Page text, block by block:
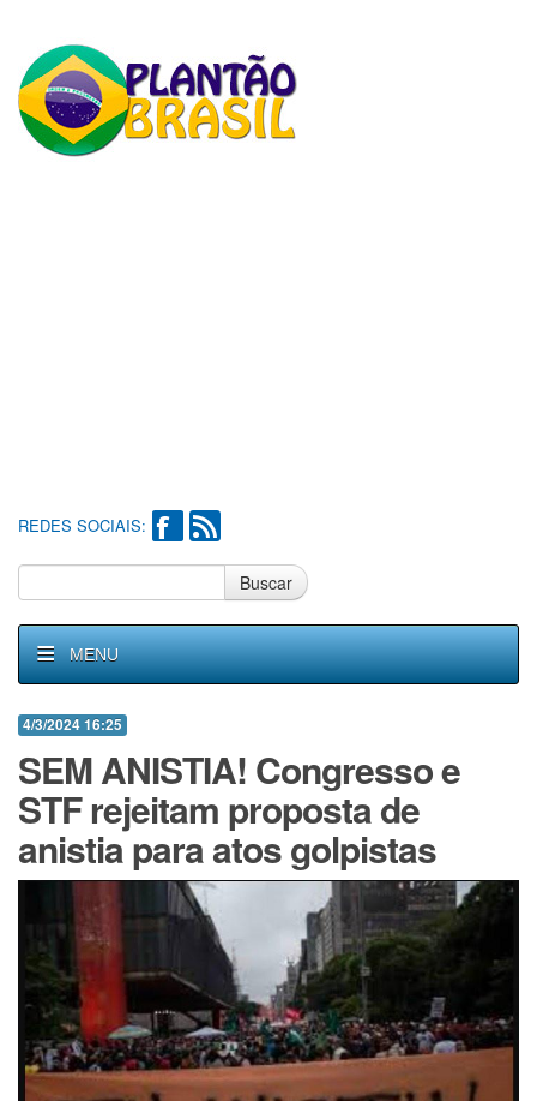
REDES SOCIAIS:
Buscar
MENU
4/3/2024 16:25
SEM ANISTIA! Congresso e
STF rejeitam proposta de
anistia para atos golpistas